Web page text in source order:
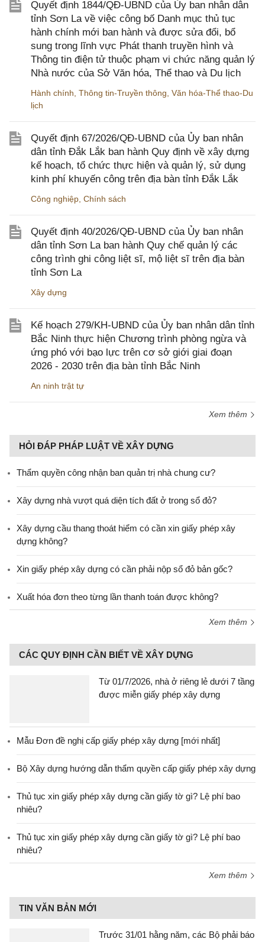
Quyết định 1844/QĐ-UBND của Ủy ban nhân dân
tỉnh Sơn La về việc công bố Danh mục thủ tục
hành chính mới ban hành và được sửa đổi, bổ
sung trong lĩnh vực Phát thanh truyền hình và
Thông tin điện tử thuộc phạm vi chức năng quản lý
Nhà nước của Sở Văn hóa, Thể thao và Du lịch
Hành chính Thông tin-Truyền thông Văn hóa-Thể thao-Du
lịch
Quyết định 67/2026/QĐ-UBND của Ủy ban nhân
dân tỉnh Đắk Lắk ban hành Quy định về xây dựng
kế hoạch, tổ chức thực hiện và quản lý, sử dụng
kinh phí khuyến công trên địa bàn tỉnh Đắk Lắk
Công nghiệp Chính sách
Quyết định 40/2026/QĐ-UBND của Ủy ban nhân
dân tỉnh Sơn La ban hành Quy chế quản lý các
công trình ghi công liệt sĩ, mộ liệt sĩ trên địa bàn
tỉnh Sơn La
Xây dựng
Kế hoạch 279/KH-UBND của Ủy ban nhân dân tỉnh
Bắc Ninh thực hiện Chương trình phòng ngừa và
ứng phó với bạo lực trên cơ sở giới giai đoạn
2026 - 2030 trên địa bàn tỉnh Bắc Ninh
An ninh trật tự
Xem thêm
HỎI ĐÁP PHÁP LUẬT VỀ XÂY DỰNG
Thẩm quyền công nhận ban quản trị nhà chung cư?
Xây dựng nhà vượt quá diện tích đất ở trong sổ đỏ?
Xây dựng cầu thang thoát hiểm có cần xin giấy phép xây
dựng không?
Xin giấy phép xây dựng có cần phải nộp sổ đỏ bản gốc?
Xuất hóa đơn theo từng lần thanh toán được không?
Xem thêm
CÁC QUY ĐỊNH CẦN BIẾT VỀ XÂY DỰNG
Từ 01/7/2026, nhà ở riêng lẻ dưới 7 tầng
được miễn giấy phép xây dựng
Mẫu Đơn đề nghị cấp giấy phép xây dựng [mới nhất]
Bộ Xây dựng hướng dẫn thẩm quyền cấp giấy phép xây dựng
Thủ tục xin giấy phép xây dựng cần giấy tờ gì? Lệ phí bao
nhiêu?
Thủ tục xin giấy phép xây dựng cần giấy tờ gì? Lệ phí bao
nhiêu?
Xem thêm
TIN VĂN BẢN MỚI
Trước 31/01 hằng năm, các Bộ phải báo